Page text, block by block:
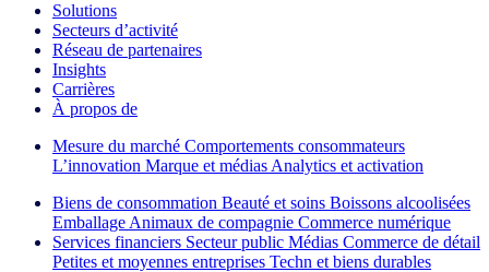
Solutions
Secteurs d’activité
Réseau de partenaires
Insights
Carrières
À propos de
Mesure du marché Comportements consommateurs
L’innovation Marque et médias Analytics et activation
Biens de consommation Beauté et soins Boissons alcoolisées
Emballage Animaux de compagnie Commerce numérique
Services financiers Secteur public Médias Commerce de détail
Petites et moyennes entreprises Techn et biens durables